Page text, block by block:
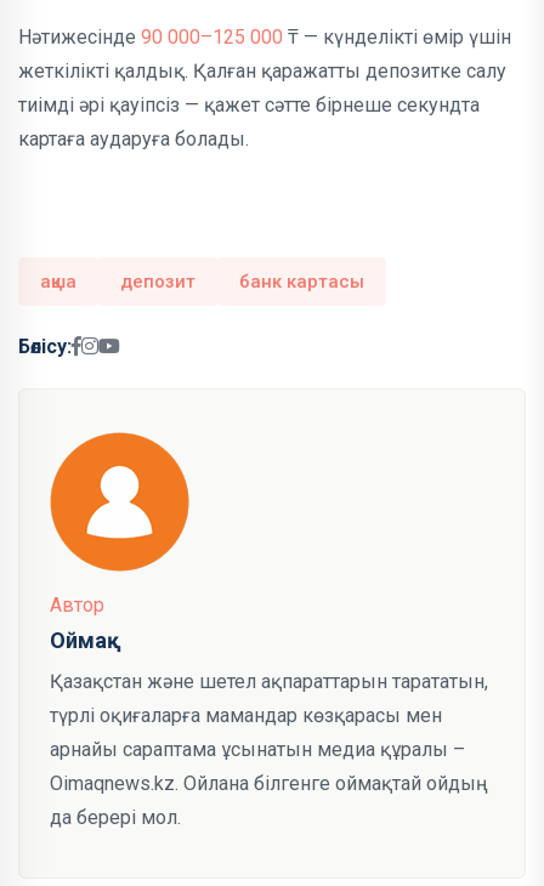
Нәтижесінде 90 000–125 000 ₸ — күнделікті өмір үшін
жеткілікті қалдық. Қалған қаражатты депозитке салу
тиімді әрі қауіпсіз — қажет сәтте бірнеше секундта
картаға аударуға болады.
ақша депозит банк картасы
Бөлісу:
Автор
Оймақ
Қазақстан және шетел ақпараттарын тарататын,
түрлі оқиғаларға мамандар көзқарасы мен
арнайы сараптама ұсынатын медиа құралы –
Oimaqnews.kz. Ойлана білгенге оймақтай ойдың
да берері мол.